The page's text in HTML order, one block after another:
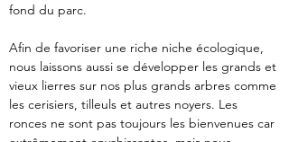
fond du parc.
Afin de favoriser une riche niche écologique,
nous laissons aussi se développer les grands et
vieux lierres sur nos plus grands arbres comme
les cerisiers, tilleuls et autres noyers. Les
ronces ne sont pas toujours les bienvenues car